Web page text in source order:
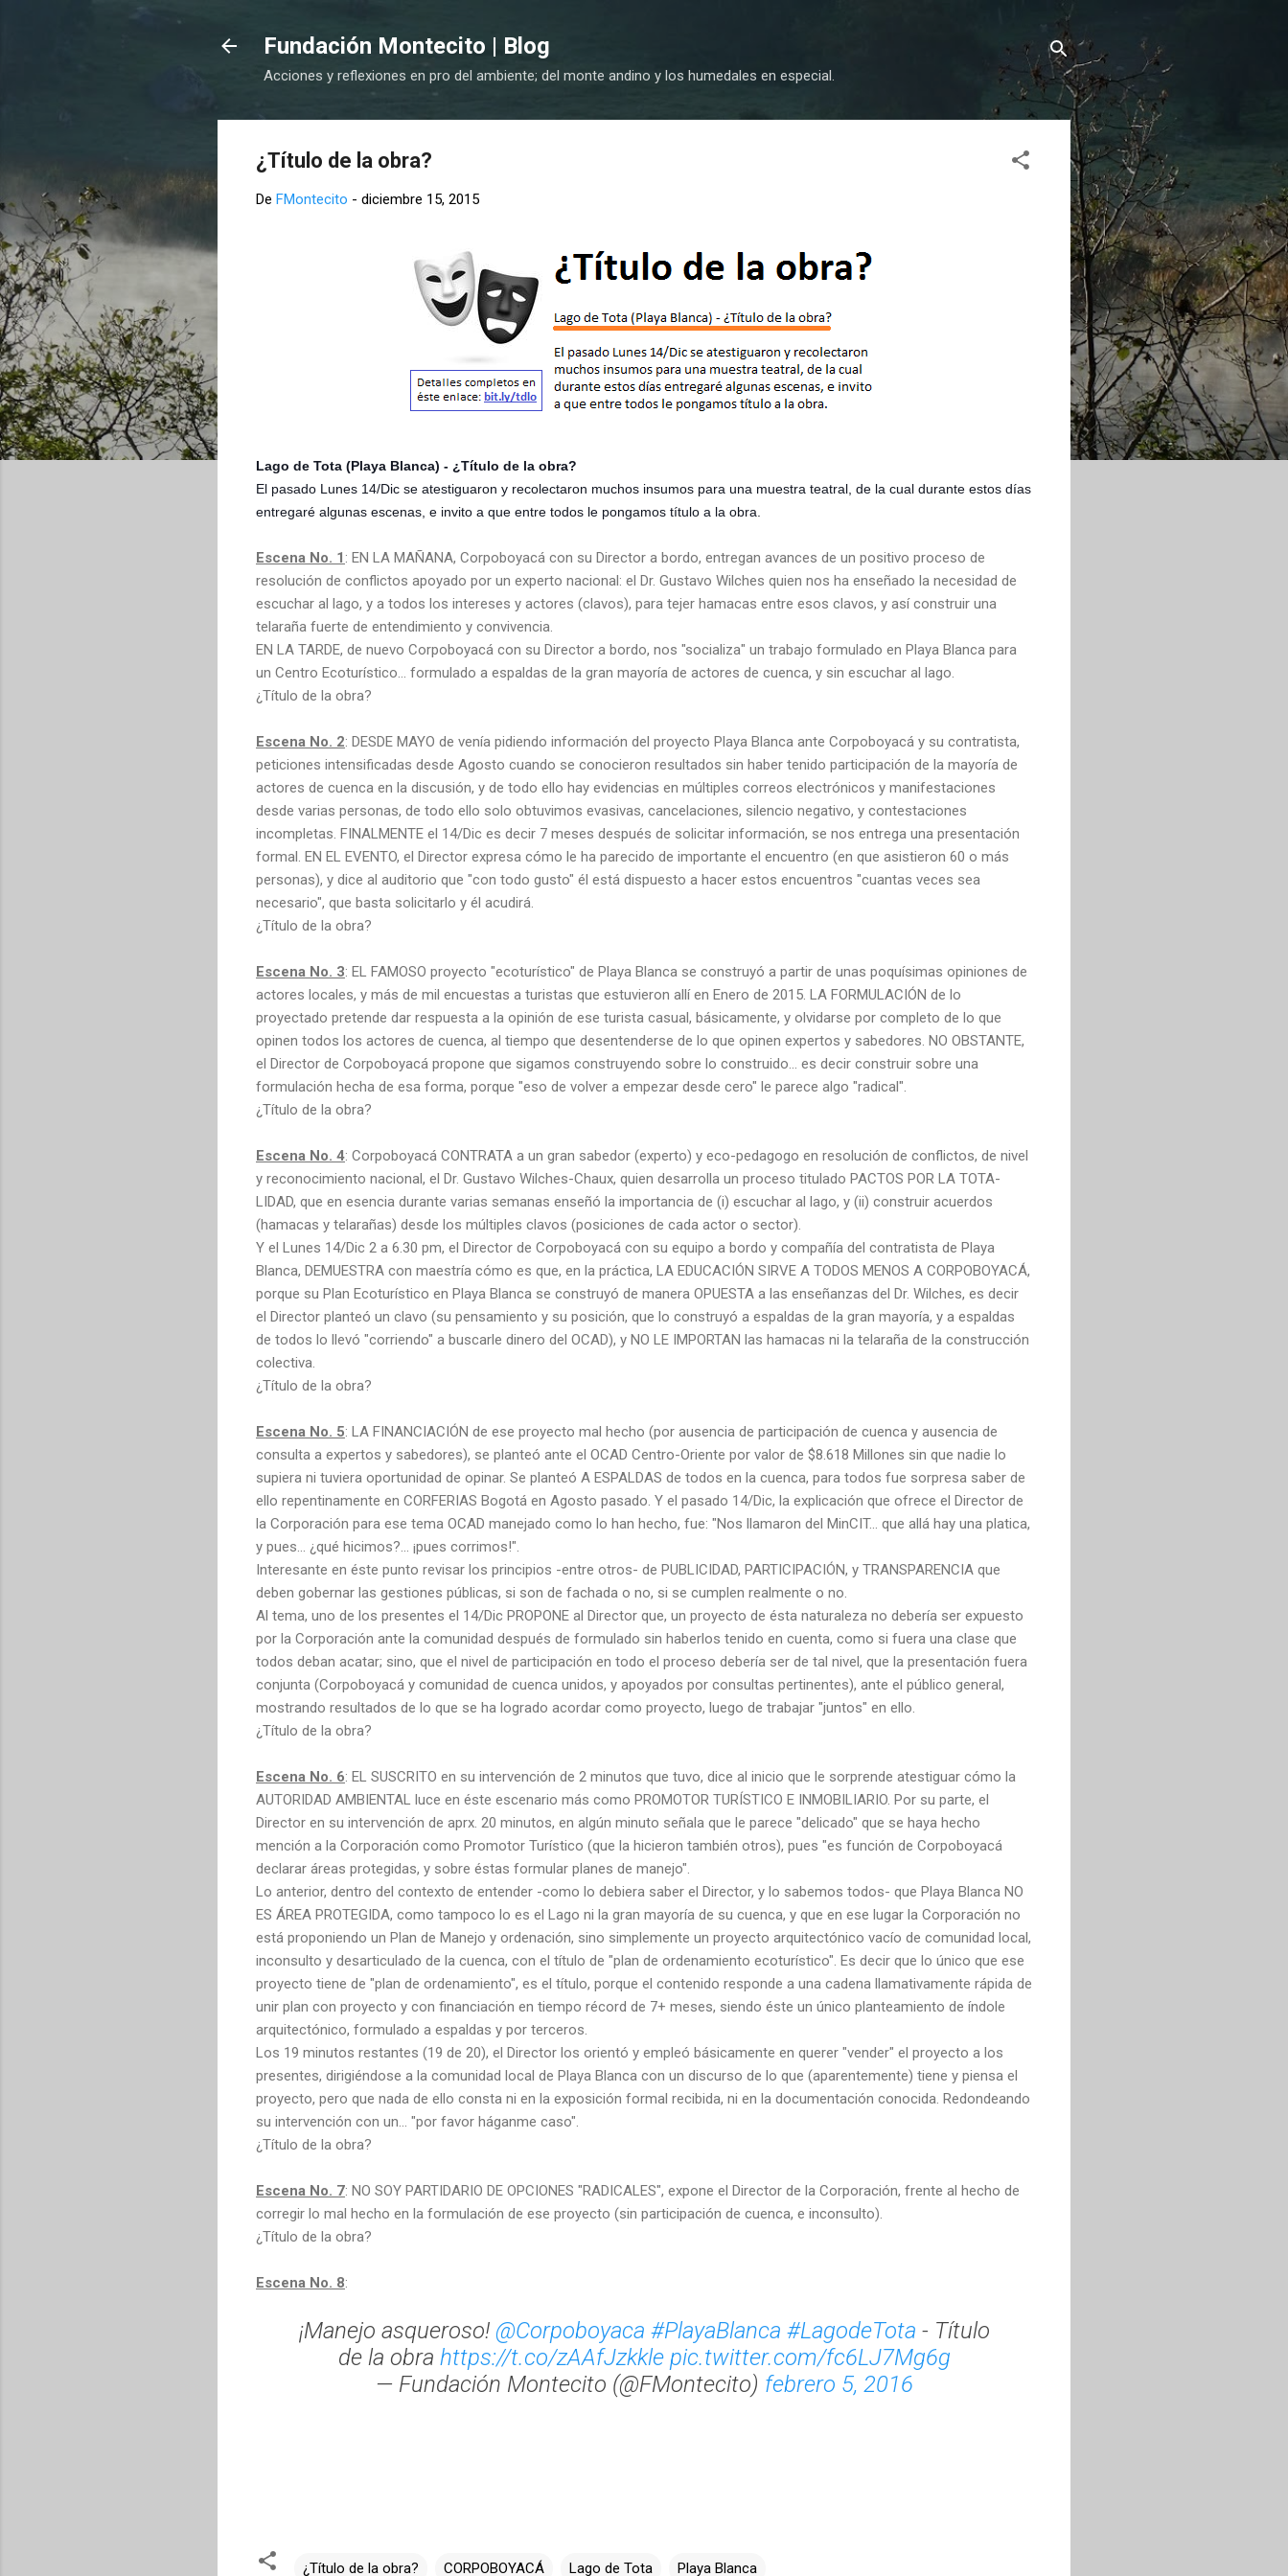
Fundación Montecito | Blog
Acciones y reflexiones en pro del ambiente; del monte andino y los humedales en especial.
¿Título de la obra?
De FMontecito - diciembre 15, 2015
Lago de Tota (Playa Blanca) - ¿Título de la obra?
El pasado Lunes 14/Dic se atestiguaron y recolectaron muchos insumos para una muestra teatral, de la cual durante estos días
entregaré algunas escenas, e invito a que entre todos le pongamos título a la obra.
Escena No. 1 : EN LA MAÑANA, Corpoboyacá con su Director a bordo, entregan avances de un positivo proceso de
resolución de conflictos apoyado por un experto nacional: el Dr. Gustavo Wilches quien nos ha enseñado la necesidad de
escuchar al lago, y a todos los intereses y actores (clavos), para tejer hamacas entre esos clavos, y así construir una
telaraña fuerte de entendimiento y convivencia.
EN LA TARDE, de nuevo Corpoboyacá con su Director a bordo, nos "socializa" un trabajo formulado en Playa Blanca para
un Centro Ecoturístico... formulado a espaldas de la gran mayoría de actores de cuenca, y sin escuchar al lago.
¿Título de la obra?
Escena No. 2: DESDE MAYO de venía pidiendo información del proyecto Playa Blanca ante Corpoboyacá y su contratista,
peticiones intensificadas desde Agosto cuando se conocieron resultados sin haber tenido participación de la mayoría de
actores de cuenca en la discusión, y de todo ello hay evidencias en múltiples correos electrónicos y manifestaciones
desde varias personas, de todo ello solo obtuvimos evasivas, cancelaciones, silencio negativo, y contestaciones
incompletas. FINALMENTE el 14/Dic es decir 7 meses después de solicitar información, se nos entrega una presentación
formal. EN EL EVENTO, el Director expresa cómo le ha parecido de importante el encuentro (en que asistieron 60 o más
personas), y dice al auditorio que "con todo gusto" él está dispuesto a hacer estos encuentros "cuantas veces sea
necesario", que basta solicitarlo y él acudirá.
¿Título de la obra?
Escena No. 3: EL FAMOSO proyecto "ecoturístico" de Playa Blanca se construyó a partir de unas poquísimas opiniones de
actores locales, y más de mil encuestas a turistas que estuvieron allí en Enero de 2015. LA FORMULACIÓN de lo
proyectado pretende dar respuesta a la opinión de ese turista casual, básicamente, y olvidarse por completo de lo que
opinen todos los actores de cuenca, al tiempo que desentenderse de lo que opinen expertos y sabedores. NO OBSTANTE,
el Director de Corpoboyacá propone que sigamos construyendo sobre lo construido... es decir construir sobre una
formulación hecha de esa forma, porque "eso de volver a empezar desde cero" le parece algo "radical".
¿Título de la obra?
Escena No. 4: Corpoboyacá CONTRATA a un gran sabedor (experto) y eco-pedagogo en resolución de conflictos, de nivel
y reconocimiento nacional, el Dr. Gustavo Wilches-Chaux, quien desarrolla un proceso titulado PACTOS POR LA TOTA-
LIDAD, que en esencia durante varias semanas enseñó la importancia de (i) escuchar al lago, y (ii) construir acuerdos
(hamacas y telarañas) desde los múltiples clavos (posiciones de cada actor o sector).
Y el Lunes 14/Dic 2 a 6.30 pm, el Director de Corpoboyacá con su equipo a bordo y compañía del contratista de Playa
Blanca, DEMUESTRA con maestría cómo es que, en la práctica, LA EDUCACIÓN SIRVE A TODOS MENOS A CORPOBOYACÁ,
porque su Plan Ecoturístico en Playa Blanca se construyó de manera OPUESTA a las enseñanzas del Dr. Wilches, es decir
el Director planteó un clavo (su pensamiento y su posición, que lo construyó a espaldas de la gran mayoría, y a espaldas
de todos lo llevó "corriendo" a buscarle dinero del OCAD), y NO LE IMPORTAN las hamacas ni la telaraña de la construcción
colectiva.
¿Título de la obra?
Escena No. 5: LA FINANCIACIÓN de ese proyecto mal hecho (por ausencia de participación de cuenca y ausencia de
consulta a expertos y sabedores), se planteó ante el OCAD Centro-Oriente por valor de $8.618 Millones sin que nadie lo
supiera ni tuviera oportunidad de opinar. Se planteó A ESPALDAS de todos en la cuenca, para todos fue sorpresa saber de
ello repentinamente en CORFERIAS Bogotá en Agosto pasado. Y el pasado 14/Dic, la explicación que ofrece el Director de
la Corporación para ese tema OCAD manejado como lo han hecho, fue: "Nos llamaron del MinCIT... que allá hay una platica,
y pues... ¿qué hicimos?... ¡pues corrimos!".
Interesante en éste punto revisar los principios -entre otros- de PUBLICIDAD, PARTICIPACIÓN, y TRANSPARENCIA que
deben gobernar las gestiones públicas, si son de fachada o no, si se cumplen realmente o no.
Al tema, uno de los presentes el 14/Dic PROPONE al Director que, un proyecto de ésta naturaleza no debería ser expuesto
por la Corporación ante la comunidad después de formulado sin haberlos tenido en cuenta, como si fuera una clase que
todos deban acatar; sino, que el nivel de participación en todo el proceso debería ser de tal nivel, que la presentación fuera
conjunta (Corpoboyacá y comunidad de cuenca unidos, y apoyados por consultas pertinentes), ante el público general,
mostrando resultados de lo que se ha logrado acordar como proyecto, luego de trabajar "juntos" en ello.
¿Título de la obra?
Escena No. 6: EL SUSCRITO en su intervención de 2 minutos que tuvo, dice al inicio que le sorprende atestiguar cómo la
AUTORIDAD AMBIENTAL luce en éste escenario más como PROMOTOR TURÍSTICO E INMOBILIARIO. Por su parte, el
Director en su intervención de aprx. 20 minutos, en algún minuto señala que le parece "delicado" que se haya hecho
mención a la Corporación como Promotor Turístico (que la hicieron también otros), pues "es función de Corpoboyacá
declarar áreas protegidas, y sobre éstas formular planes de manejo".
Lo anterior, dentro del contexto de entender -como lo debiera saber el Director, y lo sabemos todos- que Playa Blanca NO
ES ÁREA PROTEGIDA, como tampoco lo es el Lago ni la gran mayoría de su cuenca, y que en ese lugar la Corporación no
está proponiendo un Plan de Manejo y ordenación, sino simplemente un proyecto arquitectónico vacío de comunidad local,
inconsulto y desarticulado de la cuenca, con el título de "plan de ordenamiento ecoturístico". Es decir que lo único que ese
proyecto tiene de "plan de ordenamiento", es el título, porque el contenido responde a una cadena llamativamente rápida de
unir plan con proyecto y con financiación en tiempo récord de 7+ meses, siendo éste un único planteamiento de índole
arquitectónico, formulado a espaldas y por terceros.
Los 19 minutos restantes (19 de 20), el Director los orientó y empleó básicamente en querer "vender" el proyecto a los
presentes, dirigiéndose a la comunidad local de Playa Blanca con un discurso de lo que (aparentemente) tiene y piensa el
proyecto, pero que nada de ello consta ni en la exposición formal recibida, ni en la documentación conocida. Redondeando
su intervención con un... "por favor háganme caso".
¿Título de la obra?
Escena No. 7: NO SOY PARTIDARIO DE OPCIONES "RADICALES", expone el Director de la Corporación, frente al hecho de
corregir lo mal hecho en la formulación de ese proyecto (sin participación de cuenca, e inconsulto).
¿Título de la obra?
Escena No. 8:
¡Manejo asqueroso! @Corpoboyaca #PlayaBlanca #LagodeTota - Título
de la obra https://t.co/zAAfJzkkle pic.twitter.com/fc6LJ7Mg6g
— Fundación Montecito (@FMontecito) febrero 5, 2016
¿Título de la obra? CORPOBOYACÁ Lago de Tota Playa Blanca